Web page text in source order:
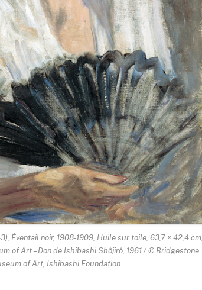
Éventail noir, 1908-1909, Huile sur toile, 63,7 × 42,4 cm,
of Art – Don de Ishibashi Shôjirô, 1961 / © Bridgestone
of Art, Ishibashi Foundation